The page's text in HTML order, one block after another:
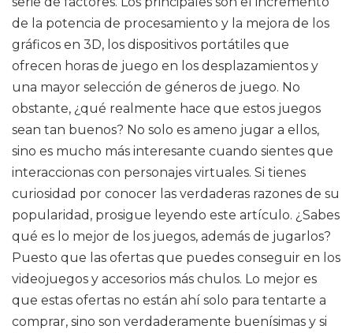
de la potencia de procesamiento y la mejora de los
gráficos en 3D, los dispositivos portátiles que
ofrecen horas de juego en los desplazamientos y
una mayor selección de géneros de juego. No
obstante, ¿qué realmente hace que estos juegos
sean tan buenos? No solo es ameno jugar a ellos,
sino es mucho más interesante cuando sientes que
interaccionas con personajes virtuales. Si tienes
curiosidad por conocer las verdaderas razones de su
popularidad, prosigue leyendo este artículo. ¿Sabes
qué es lo mejor de los juegos, además de jugarlos?
Puesto que las ofertas que puedes conseguir en los
videojuegos y accesorios más chulos. Lo mejor es
que estas ofertas no están ahí solo para tentarte a
comprar, sino son verdaderamente buenísimas y si